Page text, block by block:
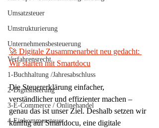
Umsatzsteuer
Umstrukturierung
Unternehmensbesteuerung
Verfahrensrecht
1-Buchhaltung /Jahresabschluss
2-Digitslisierung
3-E-Commerce / Onlinehandel
4-Einkommensteuer
🚀 Digitale Zusammenarbeit neu gedacht:
Wir starten mit Smartdocu
Die Steuererklärung einfacher,
verständlicher und effizienter machen –
genau das ist unser Ziel. Deshalb setzen wir
künftig auf Smartdocu, eine digitale